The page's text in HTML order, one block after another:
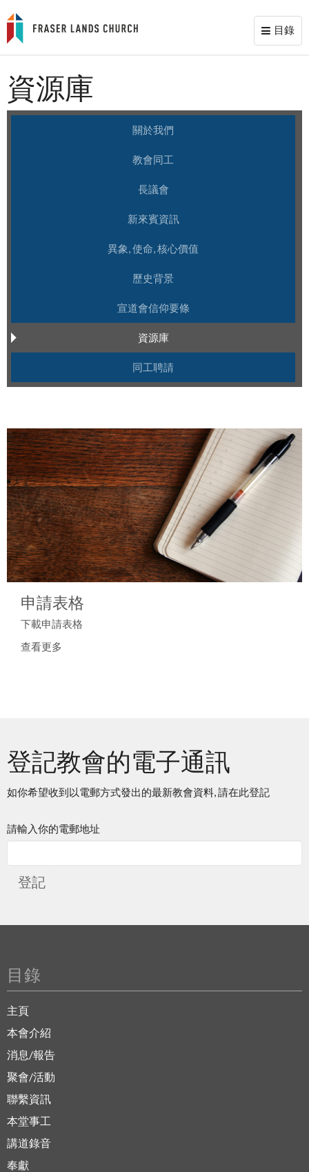
Toggle
目錄
資源庫
關於我們
教會同工
長議會
新來賓資訊
異象, 使命, 核心價值
歷史背景
宣道會信仰要條
資源庫
同工聘請
申請表格
下載申請表格
查看更多
登記教會的電子通訊
如你希望收到以電郵方式發出的最新教會資料, 請在此登記
請輸入你的電郵地址
登記
目錄
主頁
本會介紹
消息/報告
聚會/活動
聯繫資訊
本堂事工
講道錄音
奉獻